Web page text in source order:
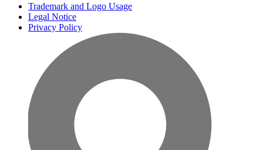
Trademark and Logo Usage
Legal Notice
Privacy Policy